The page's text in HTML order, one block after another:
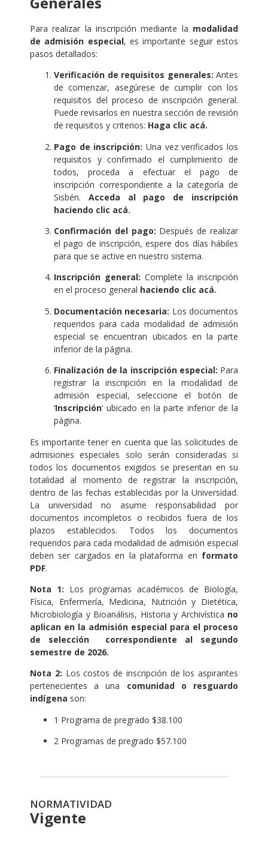
Para realizar la inscripción mediante la modalidad
de admisión especial, es importante seguir estos
pasos detallados:
Verificación de requisitos generales: Antes
de comenzar, asegúrese de cumplir con los
requisitos del proceso de inscripción general.
Puede revisarlos en nuestra sección de revisión
de requisitos y criterios: Haga clic acá.
Pago de inscripción: Una vez verificados los
requisitos y confirmado el cumplimiento de
todos, proceda a efectuar el pago de
inscripción correspondiente a la categoría de
Sisbén. Acceda al pago de inscripción
haciendo clic acá.
Confirmación del pago: Después de realizar
el pago de inscripción, espere dos días hábiles
para que se active en nuestro sistema.
Inscripción general: Complete la inscripción
en el proceso general haciendo clic acá.
Documentación necesaria: Los documentos
requeridos para cada modalidad de admisión
especial se encuentran ubicados en la parte
inferior de la página.
Finalización de la inscripción especial: Para
registrar la inscripción en la modalidad de
admisión especial, seleccione el botón de
‘Inscripción‘ ubicado en la parte inferior de la
página.
Es importante tener en cuenta que las solicitudes de
admisiones especiales solo serán consideradas si
todos los documentos exigidos se presentan en su
totalidad al momento de registrar la inscripción,
dentro de las fechas establecidas por la Universidad.
La universidad no asume responsabilidad por
documentos incompletos o recibidos fuera de los
plazos establecidos. Todos los documentos
requeridos para cada modalidad de admisión especial
deben ser cargados en la plataforma en formato
PDF.
Nota 1: Los programas académicos de Biología,
Física, Enfermería, Medicina, Nutrición y Dietética,
Microbiología y Bioanálisis, Historia y Archivística no
aplican en la admisión especial para el proceso
de selección correspondiente al segundo
semestre de 2026.
Nota 2: Los costos de inscripción de los aspirantes
pertenecientes a una comunidad o resguardo
indígena son:
1 Programa de pregrado $38.100
2 Programas de pregrado $57.100
NORMATIVIDAD
Vigente